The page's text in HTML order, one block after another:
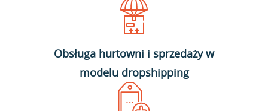
Obsługa hurtowni i sprzedaży w
modelu dropshipping